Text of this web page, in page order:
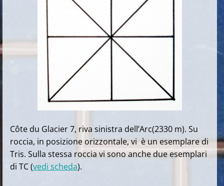
Côte du Glacier 7, riva sinistra dell’Arc(2330 m). Su
roccia, in posizione orizzontale, vi è un esemplare di
Tris. Sulla stessa roccia vi sono anche due esemplari
di TC (vedi scheda).